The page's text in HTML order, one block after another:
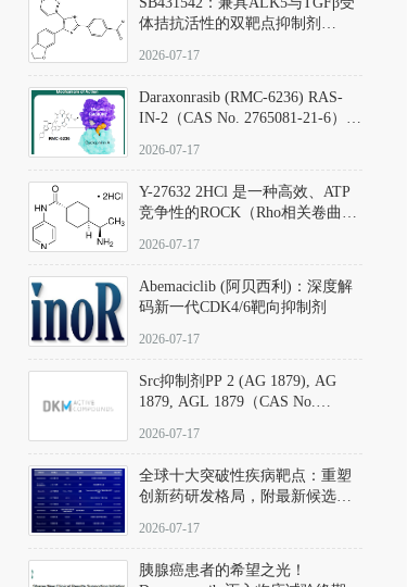
体拮抗活性的双靶点抑制剂
D801067）
2026-07-17
Daraxonrasib (RMC-6236) RAS-
IN-2（CAS No. 2765081-21-6）：
向KRAS/NRAS/HRAS的广谱RAS
2026-07-17
Y-27632 2HCl 是一种高效、ATP
竞争性的ROCK（Rho相关卷曲螺
同等抑制ROCK1与ROCK2；其通
过精准嵌入激酶的ATP结合位点
发挥抑制作用，对ROCK1和
ROCK2的解离常数（Ki）分别为
140 nM和300 nM；在众多丝氨酸/
中，其靶向ROCK的选择性超过
200倍，凸显出优异的分子特异
2026-07-17
Abemaciclib (阿贝西利)：深度解
码新一代CDK4/6靶向抑制剂
2026-07-17
Src抑制剂PP 2 (AG 1879), AG
1879, AGL 1879（CAS No.
应用指南
2026-07-17
全球十大突破性疾病靶点：重塑
创新药研发格局，附最新候选分
2026-07-17
胰腺癌患者的希望之光！